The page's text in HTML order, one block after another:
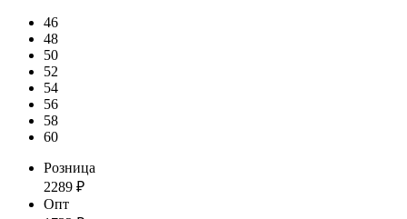
46
48
50
52
54
56
58
60
Розница
2289 ₽
Опт